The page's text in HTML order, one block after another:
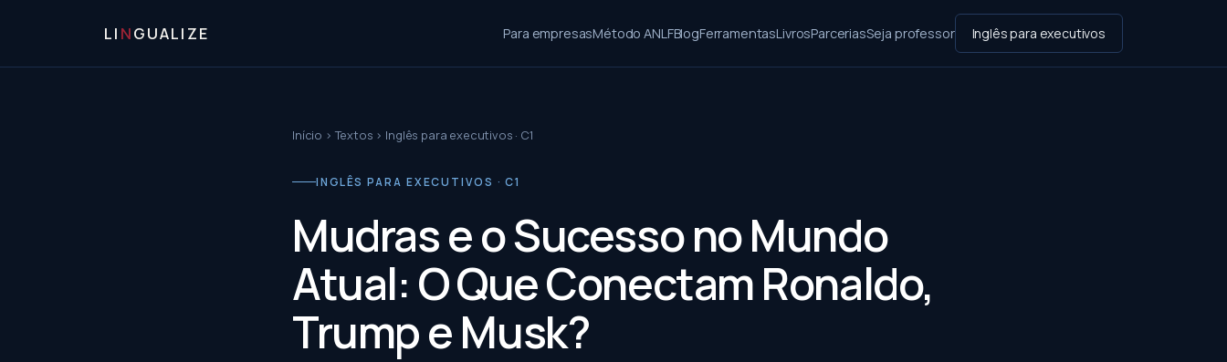
LI NGUALIZE Para empresasMétodo ANLFBlogFerramentasLivrosParceriasSeja professor Inglês para executivos
Início ›Textos › Inglês para executivos · C1
INGLÊS PARA EXECUTIVOS · C1
Mudras e o Sucesso no Mundo
Atual: O Que Conectam Ronaldo,
Trump e Musk?